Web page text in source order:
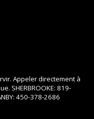
Appeler directement à
SHERBROOKE: 819-
450-378-2686